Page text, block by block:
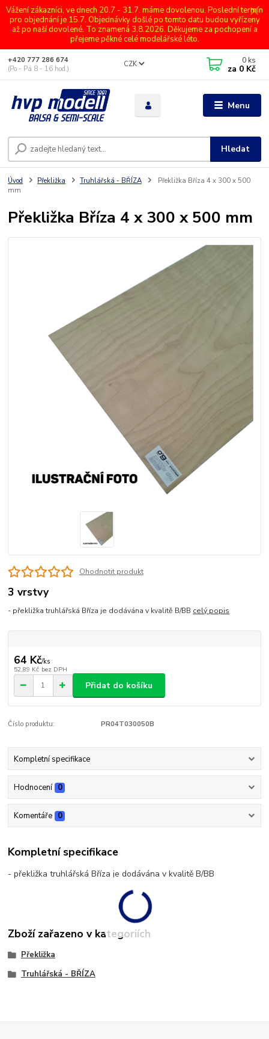
Vážení zákazníci, ve dnech 20.7 - 31.7. máme dovolenou. Poslední termín
pro objednání je 15.7. Objednávky došlé po tomto datu budou vyřízeny
až po naší dovolené. To znamená 3.8.2026. Děkujeme za pochopení a
přejeme pěkné celé modelářské léto.
Menu
CZK
Hledat
+420 777 286 674
(Po - Pá 8 - 16 hod.)
0 ks
za 0 Kč
Úvod Překližka Truhlářská - BŘÍZA
Překližka Bříza 4 x 300 x 500
mm
Překližka Bříza 4 x 300 x 500 mm
Ohodnotit produkt
3 vrstvy
- překližka truhlářská Bříza je dodávána v kvalitě B/BB celý popis
64 Kč/ks
52,89 Kč bez DPH
Přidat do košíku
Číslo produktu: PR04T030050B
Kompletní specifikace
Hodnocení 0
Komentáře 0
Kompletní specifikace
- překližka truhlářská Bříza je dodávána v kvalitě B/BB
Zboží zařazeno v kategoriích
Překližka
Truhlářská - BŘÍZA